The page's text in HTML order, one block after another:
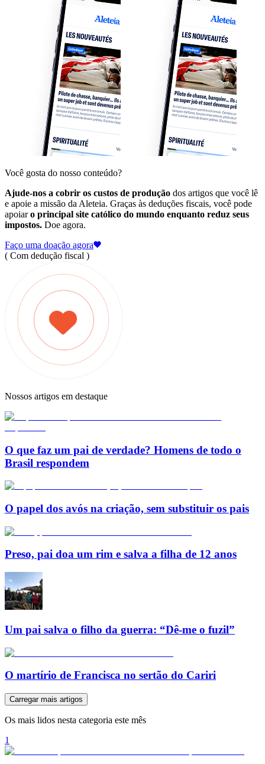
Você gosta do nosso conteúdo?
Ajude-nos a cobrir os custos de produção dos artigos que você lê
e apoie a missão da Aleteia. Graças às deduções fiscais, você pode
apoiaro principal site católico do mundo enquanto reduz seus
impostos. Doe agora.
Faço uma doação agora
( Com dedução fiscal )
Nossos artigos em destaque
O que faz um pai de verdade? Homens de todo o
Brasil respondem
O papel dos avós na criação, sem substituir os pais
Preso, pai doa um rim e salva a filha de 12 anos
Um pai salva o filho da guerra: “Dê-me o fuzil”
O martírio de Francisca no sertão do Cariri
Carregar mais artigos
Os mais lidos nesta categoria este mês
1